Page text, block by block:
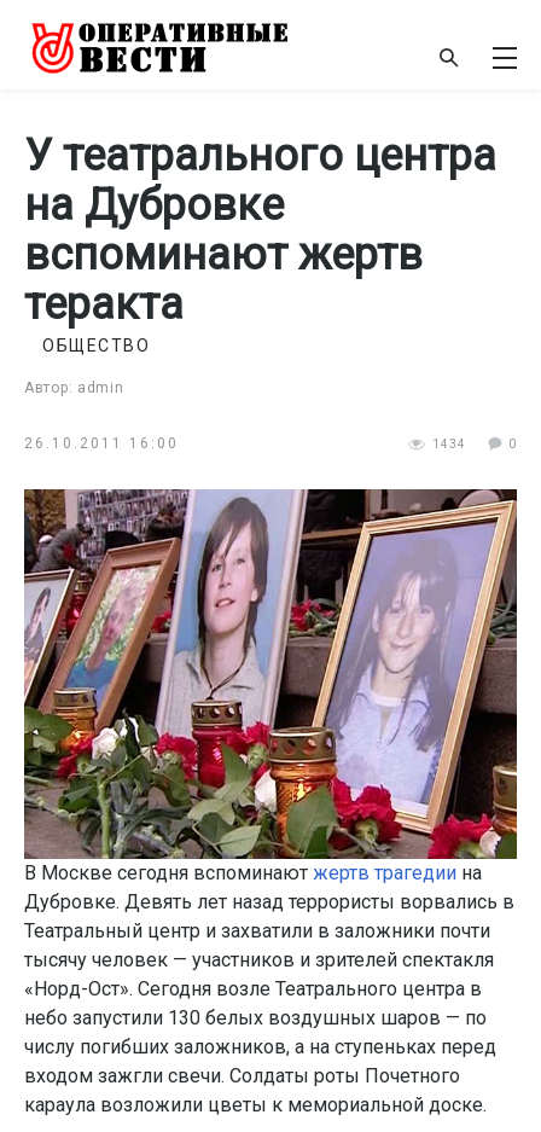
У театрального центра
на Дубровке
вспоминают жертв
теракта
Автор: admin
ОБЩЕСТВО
26.10.2011 16:00 1434 0
В Москве сегодня вспоминают жертв трагедии на
Дубровке. Девять лет назад террористы ворвались в
Театральный центр и захватили в заложники почти
тысячу человек — участников и зрителей спектакля
«Норд-Ост». Сегодня возле Театрального центра в
небо запустили 130 белых воздушных шаров — по
числу погибших заложников, а на ступеньках перед
входом зажгли свечи. Солдаты роты Почетного
караула возложили цветы к мемориальной доске.